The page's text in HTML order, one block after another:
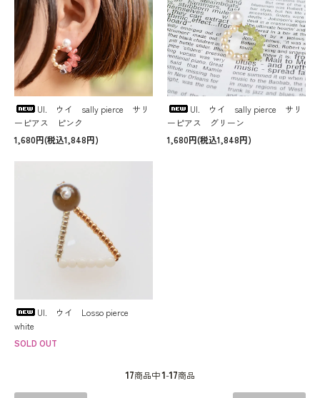
UI. ウイ sally pierce サリ
ーピアス ピンク
1,680円(税込1,848円)
UI. ウイ sally pierce サリ
ーピアス グリーン
1,680円(税込1,848円)
UI. ウイ Losso pierce
white
SOLD OUT
17商品中1-17商品